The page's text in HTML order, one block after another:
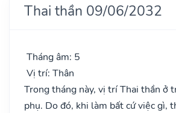
Thai thần 09/06/2032
Tháng âm: 5
Vị trí: Thân
Trong tháng này, vị trí Thai thần ở
phụ. Do đó, khi làm bất cứ việc gì,